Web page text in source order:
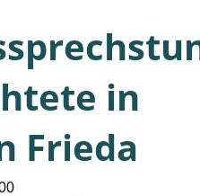
in
Frieda